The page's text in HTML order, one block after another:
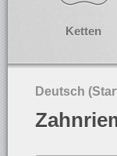
Ketten
Deutsch